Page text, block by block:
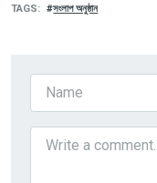
TAGS সংলাপ অনুষ্ঠান